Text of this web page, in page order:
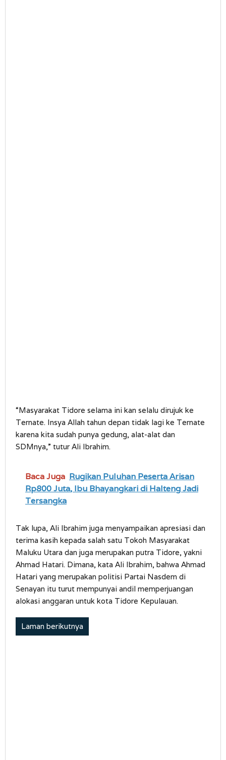
“Masyarakat Tidore selama ini kan selalu dirujuk ke
Ternate. Insya Allah tahun depan tidak lagi ke Ternate
karena kita sudah punya gedung, alat-alat dan
SDMnya,” tutur Ali Ibrahim.
Baca Juga Rugikan Puluhan Peserta Arisan
Rp800 Juta, Ibu Bhayangkari di Halteng Jadi
Tersangka
Tak lupa, Ali Ibrahim juga menyampaikan apresiasi dan
terima kasih kepada salah satu Tokoh Masyarakat
Maluku Utara dan juga merupakan putra Tidore, yakni
Ahmad Hatari. Dimana, kata Ali Ibrahim, bahwa Ahmad
Hatari yang merupakan politisi Partai Nasdem di
Senayan itu turut mempunyai andil memperjuangan
alokasi anggaran untuk kota Tidore Kepulauan.
Laman berikutnya